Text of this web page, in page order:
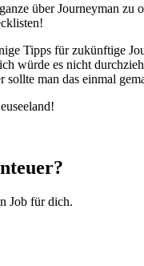
über Journeyman zu
Tipps für zukünftige
würde es nicht
man das einmal
Job für dich.